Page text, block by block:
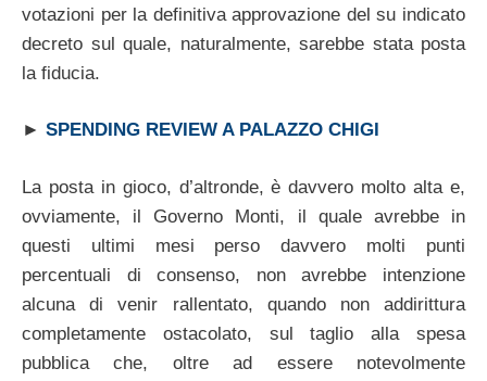
votazioni per la definitiva approvazione del su indicato
decreto sul quale, naturalmente, sarebbe stata posta
la fiducia.
► SPENDING REVIEW A PALAZZO CHIGI
La posta in gioco, d’altronde, è davvero molto alta e,
ovviamente, il Governo Monti, il quale avrebbe in
questi ultimi mesi perso davvero molti punti
percentuali di consenso, non avrebbe intenzione
alcuna di venir rallentato, quando non addirittura
completamente ostacolato, sul taglio alla spesa
pubblica che, oltre ad essere notevolmente